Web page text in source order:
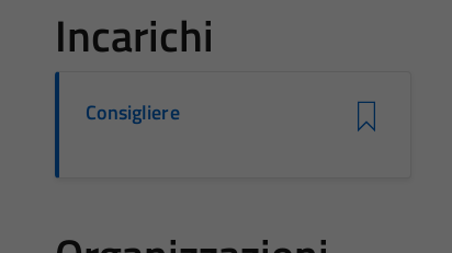
Incarichi
Consigliere